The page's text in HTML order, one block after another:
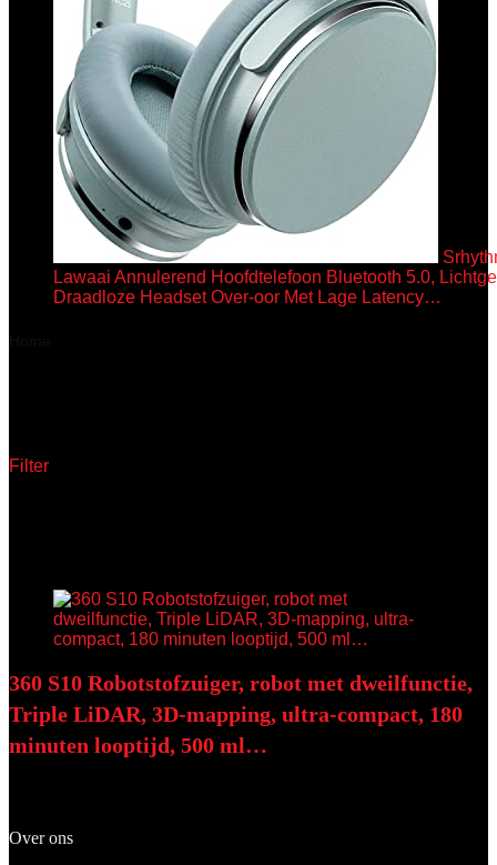
Lawaai Annulerend Hoofdtelefoon Bluetooth 5.0,
Draadloze Headset Over-oor Met Lage Latency…
Filter
360 S10 Robotstofzuiger, robot met dweilfunctie,
Triple LiDAR, 3D-mapping, ultra-compact, 180
minuten looptijd, 500 ml…
Over ons